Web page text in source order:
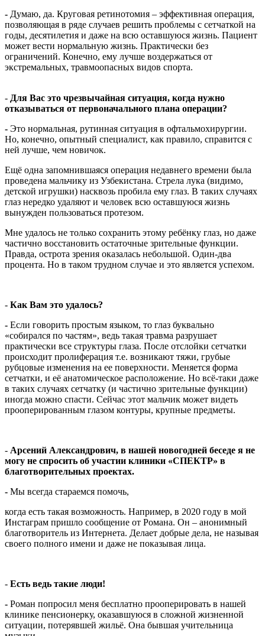
- Думаю, да. Круговая ретинотомия – эффективная операция,
позволяющая в ряде случаев решить проблемы с сетчаткой на
годы, десятилетия и даже на всю оставшуюся жизнь. Пациент
может вести нормальную жизнь. Практически без
ограничений. Конечно, ему лучше воздержаться от
экстремальных, травмоопасных видов спорта.
- Для Вас это чрезвычайная ситуация, когда нужно
отказываться от первоначального плана операции?
- Это нормальная, рутинная ситуация в офтальмохирургии.
Но, конечно, опытный специалист, как правило, справится с
ней лучше, чем новичок.
Ещё одна запомнившаяся операция недавнего времени была
проведена мальчику из Узбекистана. Стрела лука (видимо,
детской игрушки) насквозь пробила ему глаз. В таких случаях
глаз нередко удаляют и человек всю оставшуюся жизнь
вынужден пользоваться протезом.
Мне удалось не только сохранить этому ребёнку глаз, но даже
частично восстановить остаточные зрительные функции.
Правда, острота зрения оказалась небольшой. Один-два
процента. Но в таком трудном случае и это является успехом.
- Как Вам это удалось?
- Если говорить простым языком, то глаз буквально
«собирался по частям», ведь такая травма разрушает
практически все структуры глаза. После отслойки сетчатки
происходит пролиферация т.е. возникают тяжи, грубые
рубцовые изменения на ее поверхности. Меняется форма
сетчатки, и её анатомическое расположение. Но всё-таки даже
в таких случаях сетчатку (и частично зрительные функции)
иногда можно спасти. Сейчас этот мальчик может видеть
прооперированным глазом контуры, крупные предметы.
- Арсений Александрович, в нашей новогодней беседе я не
могу не спросить об участии клиники «СПЕКТР» в
благотворительных проектах.
- Мы всегда стараемся помочь,
когда есть такая возможность. Например, в 2020 году в мой
Инстаграм пришло сообщение от Романа. Он – анонимный
благотворитель из Интернета. Делает добрые дела, не называя
своего полного имени и даже не показывая лица.
- Есть ведь такие люди!
- Роман попросил меня бесплатно прооперировать в нашей
клинике пенсионерку, оказавшуюся в сложной жизненной
ситуации, потерявшей жильё. Она бывшая учительница